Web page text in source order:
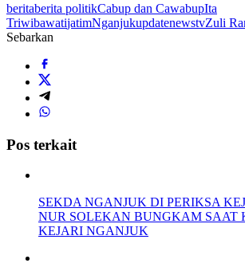
beritaberita politikCabup dan CawabupIta
TriwibawatijatimNganjukupdatenewstvZuli
Sebarkan
Pos terkait
SEKDA NGANJUK DI PERIKSA
NUR SOLEKAN BUNGKAM SAAT
KEJARI NGANJUK